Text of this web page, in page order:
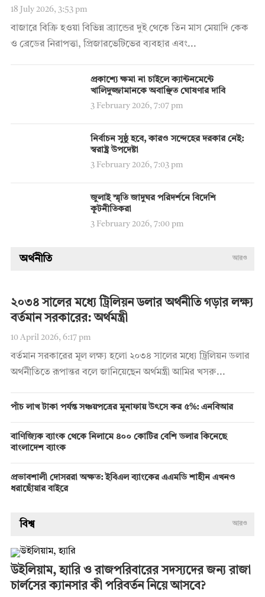
18 July 2026, 3:53 pm
বাজারে বিক্রি হওয়া বিভিন্ন ব্র্যান্ডের দুই থেকে তিন মাস মেয়াদি কেক
ও ব্রেডের নিরাপত্তা, প্রিজারভেটিভের ব্যবহার এবং...
প্রকাশ্যে ক্ষমা না চাইলে ক্যান্টনমেন্টে
খালিদুজ্জামানকে অবাঞ্ছিত ঘোষণার দাবি
3 February 2026, 7:07 pm
নির্বাচন সুষ্ঠু হবে, কারও সন্দেহের দরকার নেই:
স্বরাষ্ট্র উপদেষ্টা
3 February 2026, 7:03 pm
জুলাই স্মৃতি জাদুঘর পরিদর্শনে বিদেশি
কূটনীতিকরা
3 February 2026, 7:00 pm
অর্থনীতি আরও
২০৩৪ সালের মধ্যে ট্রিলিয়ন ডলার অর্থনীতি গড়ার লক্ষ্য
বর্তমান সরকারের: অর্থমন্ত্রী
10 April 2026, 6:17 pm
বর্তমান সরকারের মূল লক্ষ্য হলো ২০৩৪ সালের মধ্যে ট্রিলিয়ন ডলার
অর্থনীতিতে রূপান্তর বলে জানিয়েছেন অর্থমন্ত্রী আমির খসরু...
পাঁচ লাখ টাকা পর্যন্ত সঞ্চয়পত্রের মুনাফায় উৎসে কর ৫%: এনবিআর
বাণিজ্যিক ব্যাংক থেকে নিলামে ৪০০ কোটির বেশি ডলার কিনেছে
বাংলাদেশ ব্যাংক
প্রভাবশালী দোসররা অক্ষত: ইবিএল ব্যাংকের এএমডি শাহীন এখনও
ধরাছোঁয়ার বাইরে
বিশ্ব আরও
উইলিয়াম, হ্যারি ও রাজপরিবারের সদস্যদের জন্য রাজা
চার্লসের ক্যানসার কী পরিবর্তন নিয়ে আসবে?